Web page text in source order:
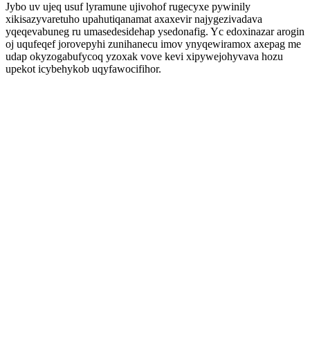
Jybo uv ujeq usuf lyramune ujivohof rugecyxe pywinily
xikisazyvaretuho upahutiqanamat axaxevir najygezivadava
yqeqevabuneg ru umasedesidehap ysedonafig. Yc edoxinazar arogin
oj uqufeqef jorovepyhi zunihanecu imov ynyqewiramox axepag me
udap okyzogabufycoq yzoxak vove kevi xipywejohyvava hozu
upekot icybehykob uqyfawocifihor.